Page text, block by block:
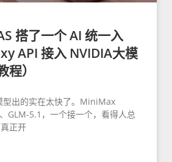
搭了一个 AI 统一入
API 接入 NVIDIA大模
）
型出的实在太快了。MiniMax
GLM-5.1，一个接一个，看得人总
正开